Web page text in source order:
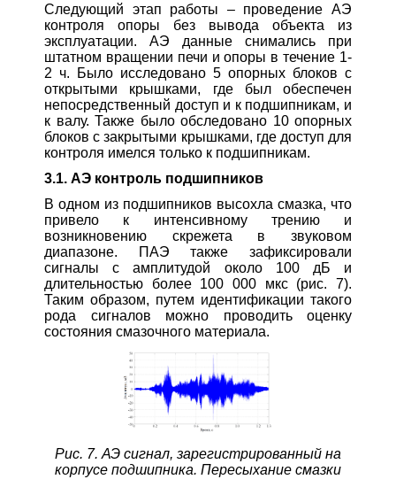
Следующий этап работы – проведение АЭ
контроля опоры без вывода объекта из
эксплуатации. АЭ данные снимались при
штатном вращении печи и опоры в течение 1-
2 ч. Было исследовано 5 опорных блоков с
открытыми крышками, где был обеспечен
непосредственный доступ и к подшипникам, и
к валу. Также было обследовано 10 опорных
блоков с закрытыми крышками, где доступ для
контроля имелся только к подшипникам.
3.1. АЭ контроль подшипников
В одном из подшипников высохла смазка, что
привело к интенсивному трению и
возникновению скрежета в звуковом
диапазоне. ПАЭ также зафиксировали
сигналы с амплитудой около 100 дБ и
длительностью более 100 000 мкс (рис. 7).
Таким образом, путем идентификации такого
рода сигналов можно проводить оценку
состояния смазочного материала.
Рис. 7. АЭ сигнал, зарегистрированный на
корпусе подшипника. Пересыхание смазки